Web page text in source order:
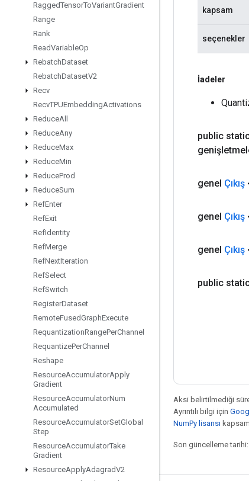
RaggedTensorToVariantGradient
Range
Rank
ReadVariableOp
RebatchDataset
RebatchDatasetV2
Recv
RecvTPUEmbeddingActivations
ReduceAll
ReduceAny
ReduceMax
ReduceMin
ReduceProd
ReduceSum
RefEnter
RefExit
RefIdentity
RefMerge
RefNextIteration
RefSelect
RefSwitch
RegisterDataset
RemoteFusedGraphExecute
RequantizationRangePerChannel
RequantizePerChannel
Reshape
ResourceAccumulatorApply
Gradient
ResourceAccumulatorNum
Accumulated
ResourceAccumulatorSetGlobal
Step
ResourceAccumulatorTake
Gradient
ResourceApplyAdagradV2
kapsam
seçenekler
İadeler
public
genel Çıkış
genel Çıkış
genel Çıkış
public
Aksi belirtilmediği
Ayrıntılı bilgi için
NumPy lisansı
Son güncelleme tarihi: